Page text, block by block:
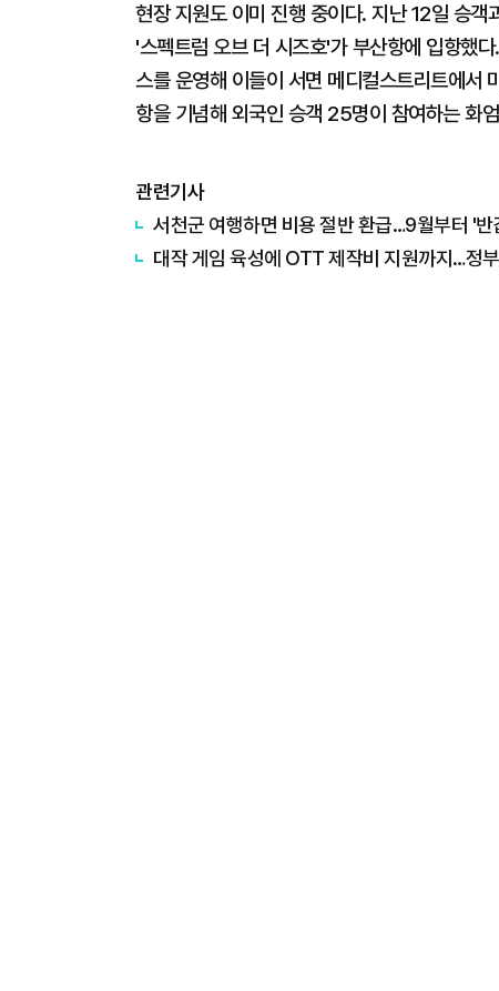
현장 지원도 이미 진행 중이다. 지난 12일 승
'스펙트럼 오브 더 시즈호'가 부산항에 입항했
스를 운영해 이들이 서면 메디컬스트리트에서
항을 기념해 외국인 승객 25명이 참여하는 화
관련기사
서천군 여행하면 비용 절반 환급…9월부터 '반
대작 게임 육성에 OTT 제작비 지원까지…정